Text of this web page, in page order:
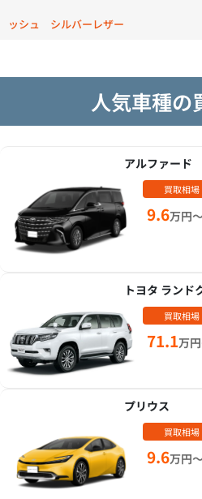
ッシュ シルバーレザー
人気車種の
アルファード
買取相場
9.6万円
トヨタ ランド
買取相場
71.1万
プリウス
買取相場
9.6万円